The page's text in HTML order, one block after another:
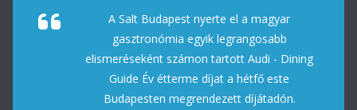
A Salt Budapest nyerte el a magyar
gasztronómia egyik legrangosabb
elismeréseként számon tartott Audi - Dining
Guide Év étterme díjat a hétfő este
Budapesten megrendezett díjátadón.